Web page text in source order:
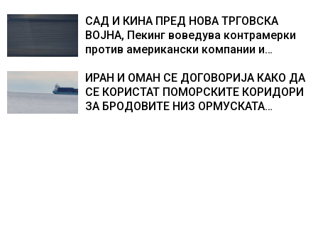
САД И КИНА ПРЕД НОВА ТРГОВСКА
ВОЈНА, Пекинг воведува контрамерки
против американски компании и
ИРАН И ОМАН СЕ ДОГОВОРИЈА КАКО ДА
СЕ КОРИСТАТ ПОМОРСКИТЕ КОРИДОРИ
ЗА БРОДОВИТЕ НИЗ ОРМУСКАТА